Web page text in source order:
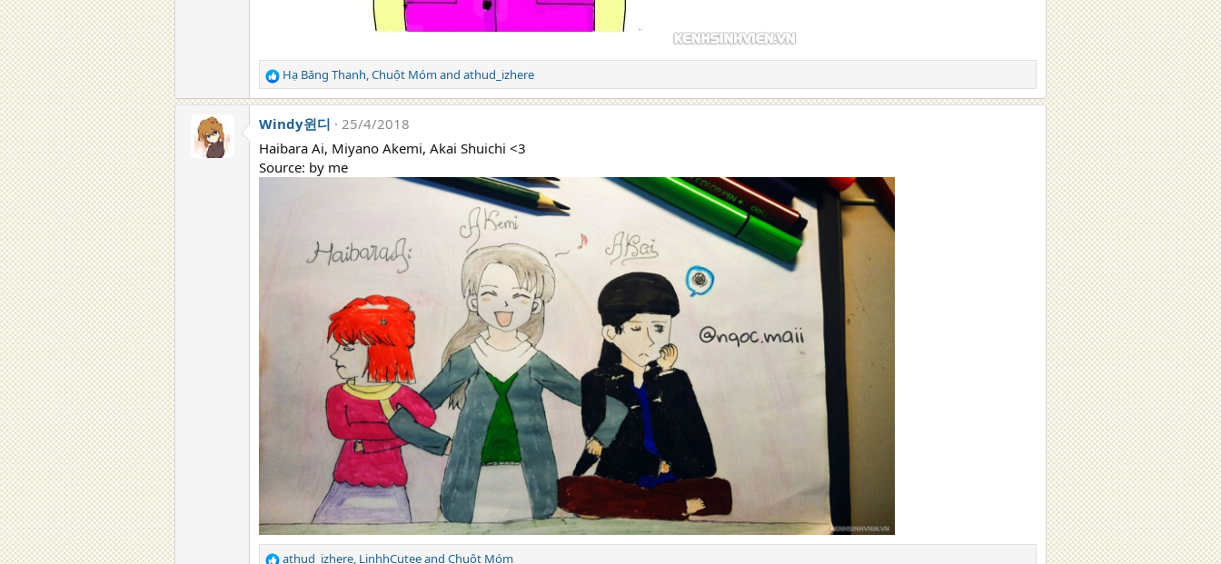
R
e
c
t
i
o
Hạ Băng Thanh,Chuột Mómand athud_izhere
Windy윈디
25/4/2018
Haibara Ai, Miyano Akemi, Akai Shuichi <3
Source: by me
athud_izhere, LinhhCuteeand Chuột Móm